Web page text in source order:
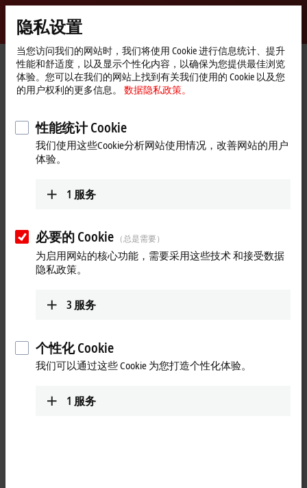
Beckhoff
-
自
动
化
技
术
Start
page
公司简介 全球业务 韩国 Sales
Sales, 韩国
地址和联系方式
Beckhoff Automation Co., Ltd.
115 Gasan Digital2Ro
08505Geumcheon, Seoul
韩国
+82 2 2107-3969
sales-kr@beckhoff.com
隐私设置
当您访问我们的网站时，我们将使用 Cookie 进行信息统计、提升
性能和舒适度，以及显示个性化内容，以确保为您提供最佳浏览
体验。您可以在我们的网站上找到有关我们使用的 Cookie 以及您
的用户权利的更多信息。
数据隐私政策。
性能统计 Cookie
我们使用这些Cookie分析网站使用情况，改善网站的用户
体验。
1 服务
必要的 Cookie （总是需要）
为启用网站的核心功能，需要采用这些技术 和接受数据
隐私政策。
3 服务
个性化 Cookie
我们可以通过这些 Cookie 为您打造个性化体验。
1 服务